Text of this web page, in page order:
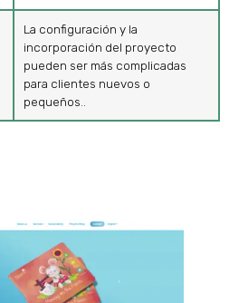
La configuración y la
incorporación del proyecto
pueden ser más complicadas
para clientes nuevos o
pequeños..